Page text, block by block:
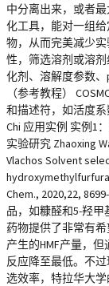
中分离出来，或者
化工具，能对一组
物，从而完美减少
性，筛选溶剂或溶剂
化剂、溶解度参数
（参考教程）
和描述符，如活度
Chi 应用实例 实例1
实验研究 Zhaoxing
Vlachos Solvent
Chem., 2020,22,
品，如糠醛和5-羟甲
药物提供了非常有
产生的HMF产量，
反应降至最低。不
选效率，特拉华大学